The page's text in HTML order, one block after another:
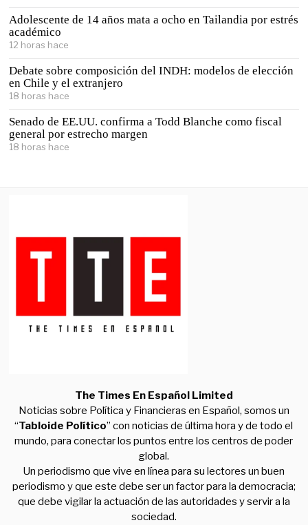
Adolescente de 14 años mata a ocho en Tailandia por estrés
académico
12 horas hace
Debate sobre composición del INDH: modelos de elección
en Chile y el extranjero
18 horas hace
Senado de EE.UU. confirma a Todd Blanche como fiscal
general por estrecho margen
18 horas hace
The Times En Español Limited
Noticias sobre Política y Financieras en Español, somos un
“Tabloide Político” con noticias de última hora y de todo el
mundo, para conectar los puntos entre los centros de poder
global.
Un periodismo que vive en línea para su lectores un buen
periodismo y que este debe ser un factor para la democracia;
que debe vigilar la actuación de las autoridades y servir a la
sociedad.